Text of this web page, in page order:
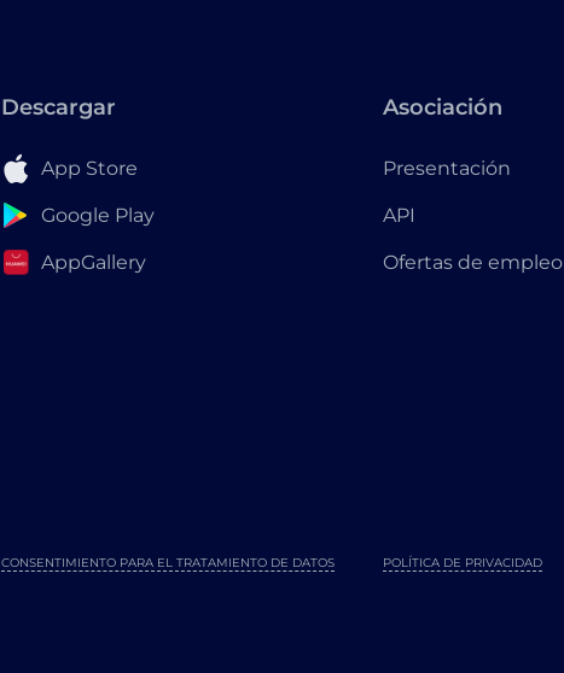
Descargar
App Store
Google Play
AppGallery
Asociación
Presentación
API
Ofertas de empleo
POLÍTICA DE PRIVACIDAD
CONSENTIMIENTO PARA EL TRATAMIENTO DE DATOS